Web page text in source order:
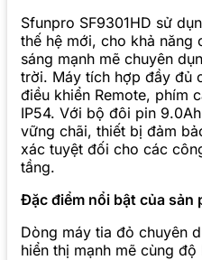
Sfunpro SF9301HD sử
thế hệ mới, cho khả năng
sáng mạnh mẽ chuyên
trời. Máy tích hợp đầy đủ
điều khiển Remote, phím
IP54. Với bộ đôi pin
vững chãi, thiết bị đảm
xác tuyệt đối cho các
tầng.
Đặc điểm nổi bật của sản
Dòng máy tia đỏ chuyên
hiển thị mạnh mẽ cùng